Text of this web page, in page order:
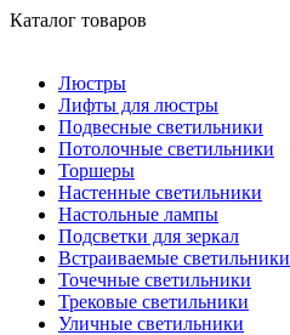
Каталог товаров
Люстры
Лифты для люстры
Подвесные светильники
Потолочные светильники
Торшеры
Настенные светильники
Настольные лампы
Подсветки для зеркал
Встраиваемые светильники
Точечные светильники
Трековые светильники
Уличные светильники